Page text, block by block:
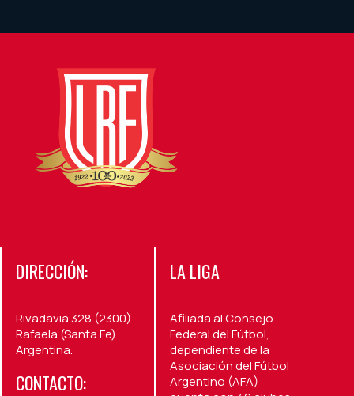
DIRECCIÓN:
Rivadavia 328 (2300)
Rafaela (Santa Fe)
Argentina.
CONTACTO:
LA LIGA
Afiliada al Consejo
Federal del Fútbol,
dependiente de la
Asociación del Fútbol
Argentino (AFA)